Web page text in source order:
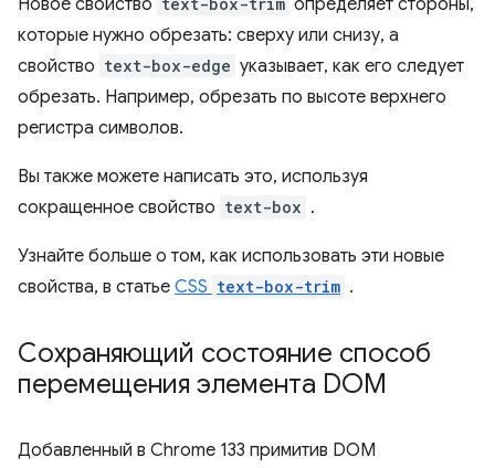
Новое свойство
определяет стороны,
которые нужно обрезать: сверху или снизу, а
свойство text-box-edge указывает, как его следует
обрезать. Например, обрезать по высоте верхнего
регистра символов.
Вы также можете написать это, используя
сокращенное свойство text-box .
Узнайте больше о том, как использовать эти новые
свойства, в статье CSS text-box-trim .
Сохраняющий состояние способ
перемещения элемента DOM
Добавленный в Chrome 133 примитив DOM